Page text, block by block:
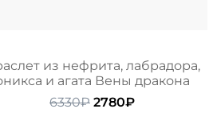
из нефрита, лабрадора,
и агата Вены дракона
6330₽ Первоначальная
2780₽Текущая